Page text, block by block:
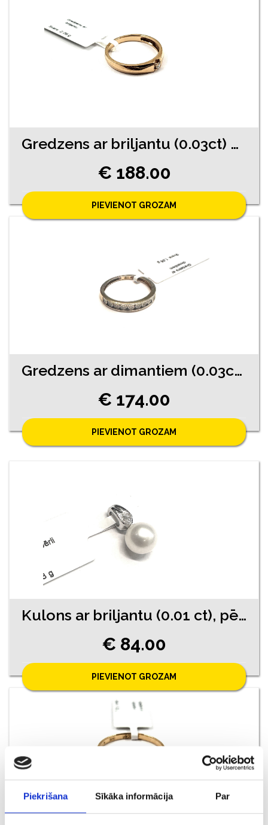
Piekrišana Sīkāka informācija Par
Gredzens ar briljantu (0.03ct) 9770-4541
€ 188.00
PIEVIENOT GROZAM
Gredzens ar dimantiem (0.03ct) 6452-0753
€ 174.00
PIEVIENOT GROZAM
Kulons ar briljantu (0.01 ct), pērli 730-0763
€ 84.00
PIEVIENOT GROZAM